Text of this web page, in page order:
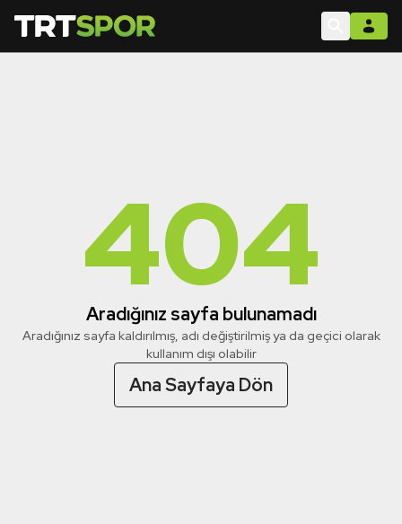
404
Aradığınız sayfa bulunamadı
Aradığınız sayfa kaldırılmış, adı değiştirilmiş ya da geçici olarak
kullanım dışı olabilir
Ana Sayfaya Dön